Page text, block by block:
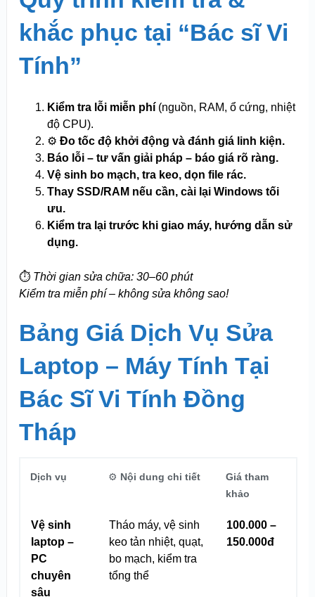
khắc phục tại “Bác sĩ Vi
Tính”
Kiểm tra lỗi miễn phí(nguồn, RAM, ổ cứng, nhiệt
độ CPU).
⚙️ Đo tốc độ khởi động và đánh giá linh kiện.
Báo lỗi – tư vấn giải pháp – báo giá rõ ràng.
Vệ sinh bo mạch, tra keo, dọn file rác.
Thay SSD/RAM nếu cần, cài lại Windows tối
ưu.
Kiểm tra lại trước khi giao máy, hướng dẫn sử
dụng.
⏱️ Thời gian sửa chữa: 30–60 phút
Kiểm tra miễn phí – không sửa không sao!
Bảng Giá Dịch Vụ Sửa
Laptop – Máy Tính Tại
Bác Sĩ Vi Tính Đồng
Tháp
Dịch vụ ⚙️ Nội dung chi tiết
Giá tham
khảo
Vệ sinh
laptop –
PC
chuyên
sâu
Tháo máy, vệ sinh
keo tản nhiệt, quạt,
bo mạch, kiểm tra
tổng thể
100.000 –
150.000đ